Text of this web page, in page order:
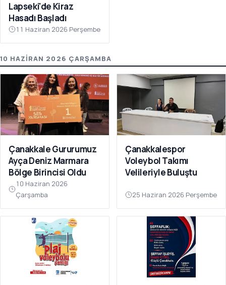
Lapseki'de Kiraz
Hasadı Başladı
11 Haziran 2026 Perşembe
10 HAZIRAN 2026 ÇARŞAMBA
Çanakkale Gururumuz
Ayça Deniz Marmara
Bölge Birincisi Oldu
10 Haziran 2026
Çarşamba
Çanakkalespor
Voleybol Takımı
Velileriyle Buluştu
25 Haziran 2026 Perşembe